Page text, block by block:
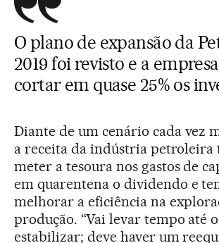
O plano de expansão da
2019 foi revisto e a
cortar em quase 25% os
Diante de um cenário cada vez
a receita da indústria petroleira
meter a tesoura nos gastos de
em quarentena o dividendo e
melhorar a eficiência na
produção. “Vai levar tempo até
estabilizar; deve haver um